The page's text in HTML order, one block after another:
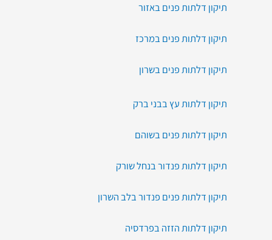
תיקון דלתות פנים באזור
תיקון דלתות פנים במרכז
תיקון דלתות פנים בשרון
תיקון דלתות עץ בבני ברק
תיקון דלתות פנים בשוהם
תיקון דלתות פנדור בנחל שורק
תיקון דלתות פנים פנדור בלב השרון
תיקון דלתות הזזה בפרדסיה